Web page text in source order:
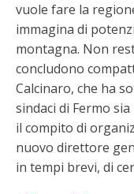
vuole fare la
immagina di
montagna. Non
concludono
Calcinaro, che ha
sindaci di Fermo
il compito di
nuovo direttore
in tempi brevi, di